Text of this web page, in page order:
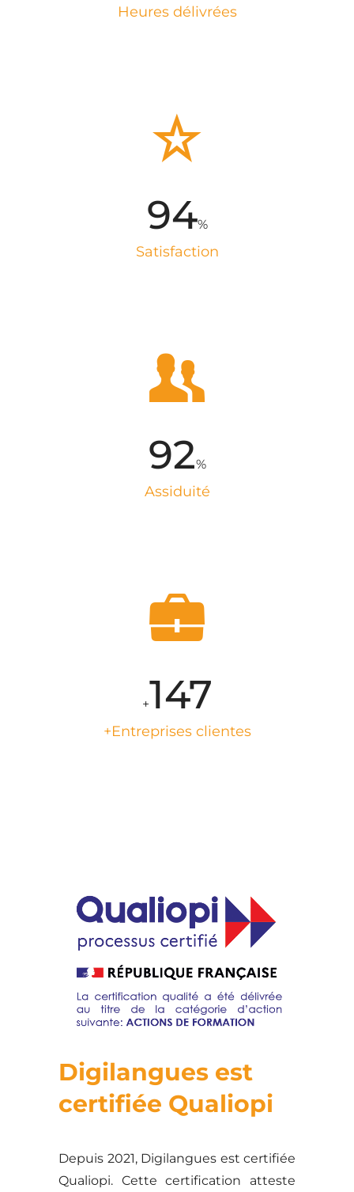
Heures délivrées
96%
Satisfaction
94%
Assiduité
+149
+Entreprises clientes
Digilangues est
certifiée Qualiopi
Depuis 2021, Digilangues est certifiée
Qualiopi. Cette certification atteste